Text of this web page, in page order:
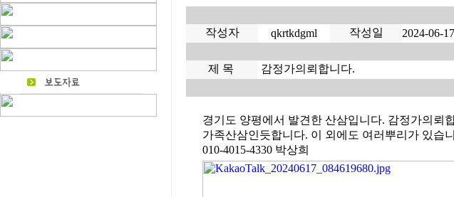
작성자 qkrtkdgml 작성일 2024-06-
제 목 감정가의뢰합니다.
경기도 양평에서 발견한 산삼입니다. 감정가의뢰
가족산삼인듯합니다. 이 외에도 여러뿌리가 있습
010-4015-4330 박상희